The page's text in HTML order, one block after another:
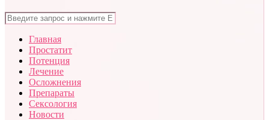
Главная
Простатит
Потенция
Лечение
Осложнения
Препараты
Сексология
Новости